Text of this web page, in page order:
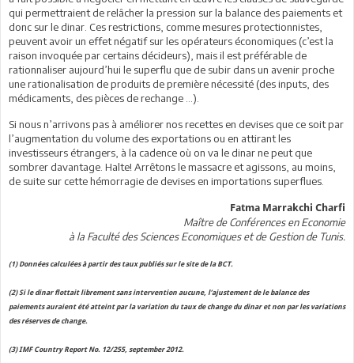
qui permettraient de relâcher la pression sur la balance des paiements et
donc sur le dinar. Ces restrictions, comme mesures protectionnistes,
peuvent avoir un effet négatif sur les opérateurs économiques (c’est la
raison invoquée par certains décideurs), mais il est préférable de
rationnaliser aujourd’hui le superflu que de subir dans un avenir proche
une rationalisation de produits de première nécessité (des inputs, des
médicaments, des pièces de rechange …).
Si nous n’arrivons pas à améliorer nos recettes en devises que ce soit par
l’augmentation du volume des exportations ou en attirant les
investisseurs étrangers, à la cadence où on va le dinar ne peut que
sombrer davantage. Halte! Arrêtons le massacre et agissons, au moins,
de suite sur cette hémorragie de devises en importations superflues.
Fatma Marrakchi Charfi
Maître de Conférences en Economie
à la Faculté des Sciences Economiques et de Gestion de Tunis.
(1) Données calculées à partir des taux publiés sur le site de la BCT.
(2) Si le dinar flottait librement sans intervention aucune, l’ajustement de le balance des
paiements auraient été atteint par la variation du taux de change du dinar et non par les variations
des réserves de change.
(3) IMF Country Report No. 12/255, september 2012.